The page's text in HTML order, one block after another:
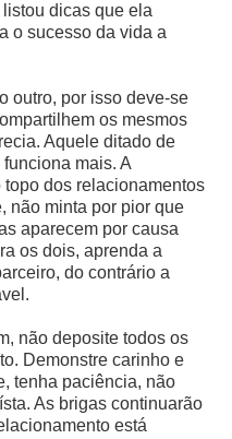
dicas que ela
o sucesso da vida a
outro, por isso deve-se
os mesmos
Aquele ditado de
mais. A
dos relacionamentos
não minta por pior que
aparecem por causa
os dois, aprenda a
do contrário a
não deposite todos os
Demonstre carinho e
tenha paciência, não
As brigas continuarão
está